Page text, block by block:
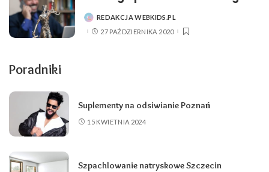
POSTED
REDAKCJA WEBKIDS.PL
27 PAŹDZIERNIKA 2020
Poradniki
Suplementy na odsiwianie Poznań
15 KWIETNIA 2024
Szpachlowanie natryskowe Szczecin